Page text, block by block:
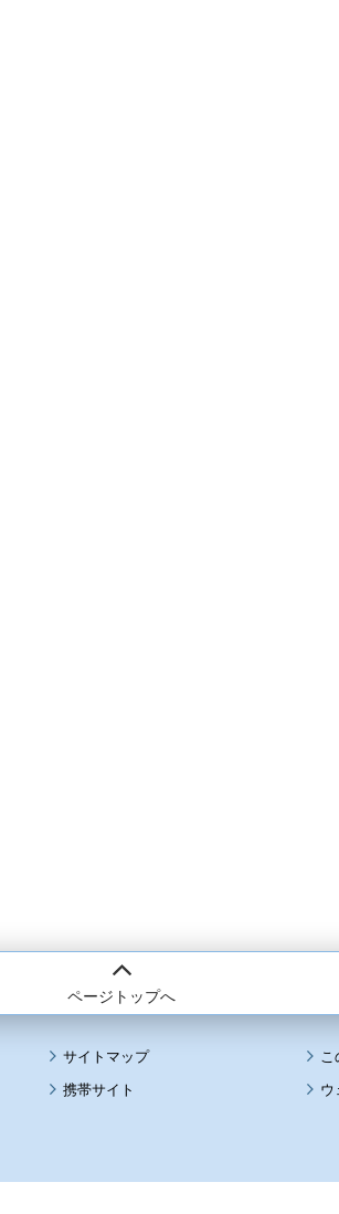
ページトップへ
サイトマップ
こ
携帯サイト
ウ